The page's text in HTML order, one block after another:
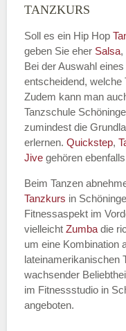
Name des
Tanzart*
TANZKURS
Soll es ein Hip Hop
geben Sie eher Salsa,
Bei der Auswahl
entscheidend, welche
Zudem kann man
Tanzschule
zumindest die
erlernen. Quickstep,
Jive gehören
Beim Tanzen
Tanzkurs in
Fitnessaspekt im
vielleicht Zumba die
um eine Kombination
lateinamerikanischen
wachsender
im Fitnessstudio in
angeboten.